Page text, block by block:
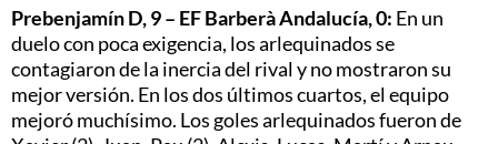
Prebenjamín D, 9 – EF Barberà Andalucía, 0: En un
duelo con poca exigencia, los arlequinados se
contagiaron de la inercia del rival y no mostraron su
mejor versión. En los dos últimos cuartos, el equipo
mejoró muchísimo. Los goles arlequinados fueron de